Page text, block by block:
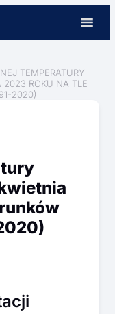
TEMPERATURY
2023 ROKU NA TLE
2020)